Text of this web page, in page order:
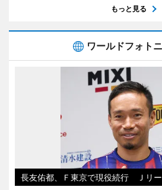
もっと見る
ワールドフォト
長友佑都、Ｆ東京で現役続行 Ｊリ